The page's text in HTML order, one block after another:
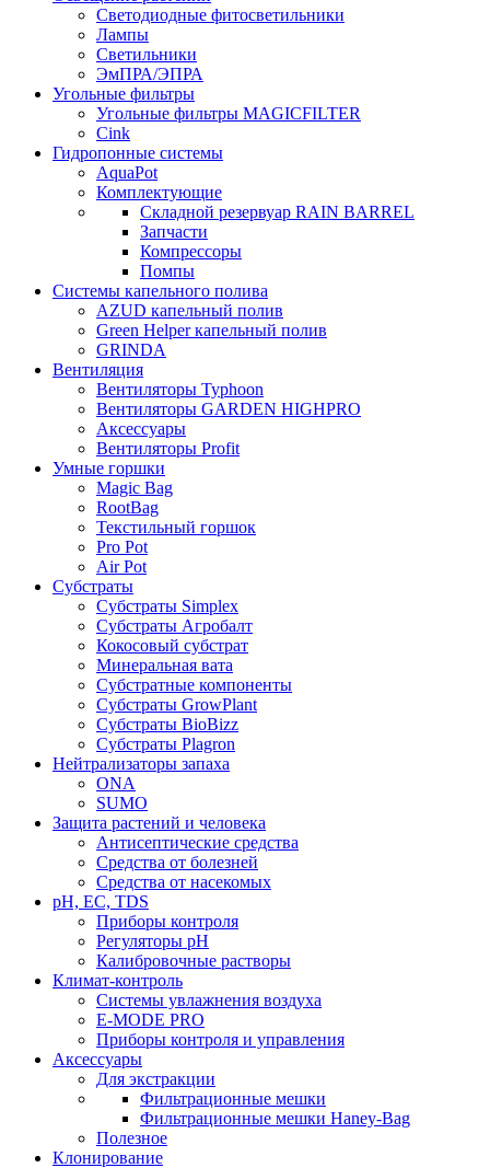
Светодиодные фитосветильники
Лампы
Светильники
ЭмПРА/ЭПРА
Угольные фильтры
Угольные фильтры MAGICFILTER
Cink
Гидропонные системы
AquaPot
Комплектующие
Складной резервуар RAIN BARREL
Запчасти
Компрессоры
Помпы
Системы капельного полива
AZUD капельный полив
Green Helper капельный полив
GRINDA
Вентиляция
Вентиляторы Typhoon
Вентиляторы GARDEN HIGHPRO
Аксессуары
Вентиляторы Profit
Умные горшки
Magic Bag
RootBag
Текстильный горшок
Pro Pot
Air Pot
Субстраты
Субстраты Simplex
Субстраты Агробалт
Кокосовый субстрат
Минеральная вата
Субстратные компоненты
Субстраты GrowPlant
Субстраты BioBizz
Субстраты Plagron
Нейтрализаторы запаха
ONA
SUMO
Защита растений и человека
Антисептические средства
Средства от болезней
Средства от насекомых
pH, EC, TDS
Приборы контроля
Регуляторы pH
Калибровочные растворы
Климат-контроль
Системы увлажнения воздуха
E-MODE PRO
Приборы контроля и управления
Аксессуары
Для экстракции
Фильтрационные мешки
Фильтрационные мешки Haney-Bag
Полезное
Клонирование